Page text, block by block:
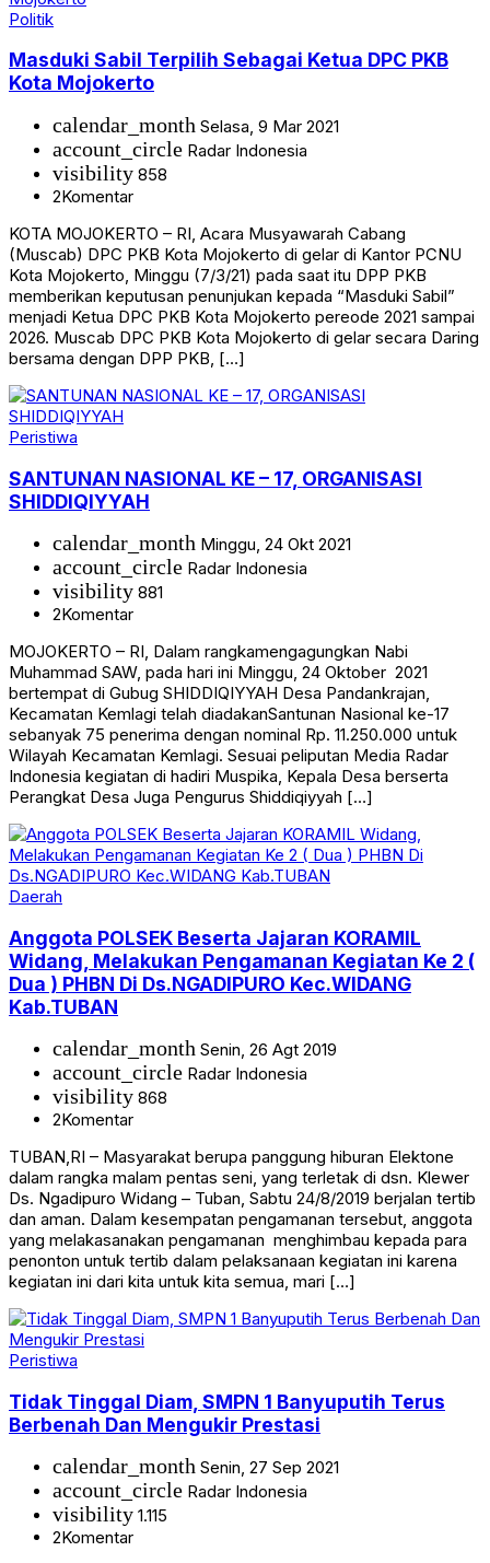
Politik
Masduki Sabil Terpilih Sebagai Ketua DPC PKB
Kota Mojokerto
calendar_month Selasa, 9 Mar 2021
account_circle Radar Indonesia
visibility 858
2Komentar
KOTA MOJOKERTO – RI, Acara Musyawarah Cabang
(Muscab) DPC PKB Kota Mojokerto di gelar di Kantor PCNU
Kota Mojokerto, Minggu (7/3/21) pada saat itu DPP PKB
memberikan keputusan penunjukan kepada “Masduki Sabil”
menjadi Ketua DPC PKB Kota Mojokerto pereode 2021 sampai
2026. Muscab DPC PKB Kota Mojokerto di gelar secara Daring
bersama dengan DPP PKB, […]
Peristiwa
SANTUNAN NASIONAL KE – 17, ORGANISASI
SHIDDIQIYYAH
calendar_month Minggu, 24 Okt 2021
account_circle Radar Indonesia
visibility 881
2Komentar
MOJOKERTO – RI, Dalam rangkamengagungkan Nabi
Muhammad SAW, pada hari ini Minggu, 24 Oktober 2021
bertempat di Gubug SHIDDIQIYYAH Desa Pandankrajan,
Kecamatan Kemlagi telah diadakanSantunan Nasional ke-17
sebanyak 75 penerima dengan nominal Rp. 11.250.000 untuk
Wilayah Kecamatan Kemlagi. Sesuai peliputan Media Radar
Indonesia kegiatan di hadiri Muspika, Kepala Desa berserta
Perangkat Desa Juga Pengurus Shiddiqiyyah […]
Daerah
Anggota POLSEK Beserta Jajaran KORAMIL
Widang, Melakukan Pengamanan Kegiatan Ke 2 (
Dua ) PHBN Di Ds.NGADIPURO Kec.WIDANG
Kab.TUBAN
calendar_month Senin, 26 Agt 2019
account_circle Radar Indonesia
visibility 868
2Komentar
TUBAN,RI – Masyarakat berupa panggung hiburan Elektone
dalam rangka malam pentas seni, yang terletak di dsn. Klewer
Ds. Ngadipuro Widang – Tuban, Sabtu 24/8/2019 berjalan tertib
dan aman. Dalam kesempatan pengamanan tersebut, anggota
yang melakasanakan pengamanan menghimbau kepada para
penonton untuk tertib dalam pelaksanaan kegiatan ini karena
kegiatan ini dari kita untuk kita semua, mari […]
Peristiwa
Tidak Tinggal Diam, SMPN 1 Banyuputih Terus
Berbenah Dan Mengukir Prestasi
calendar_month Senin, 27 Sep 2021
account_circle Radar Indonesia
visibility 1.115
2Komentar